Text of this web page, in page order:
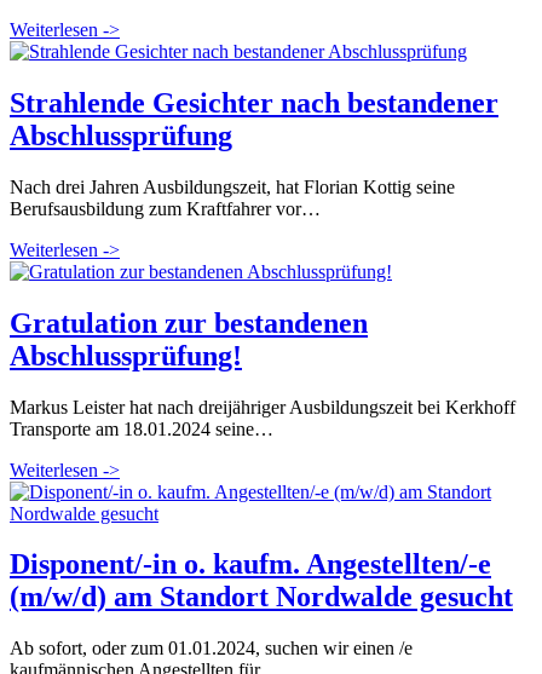
Weiterlesen ->
Strahlende Gesichter nach bestandener
Abschlussprüfung
Nach drei Jahren Ausbildungszeit, hat Florian Kottig seine
Berufsausbildung zum Kraftfahrer vor…
Weiterlesen ->
Gratulation zur bestandenen
Abschlussprüfung!
Markus Leister hat nach dreijähriger Ausbildungszeit bei Kerkhoff
Transporte am 18.01.2024 seine…
Weiterlesen ->
Disponent/-in o. kaufm. Angestellten/-e
(m/w/d) am Standort Nordwalde gesucht
Ab sofort, oder zum 01.01.2024, suchen wir einen /e